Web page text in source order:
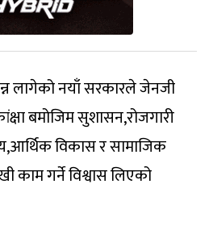
लागेको नयाँ सरकारले जेनजी
बमोजिम सुशासन,रोजगारी
विकास र सामाजिक
काम गर्ने विश्वास लिएको